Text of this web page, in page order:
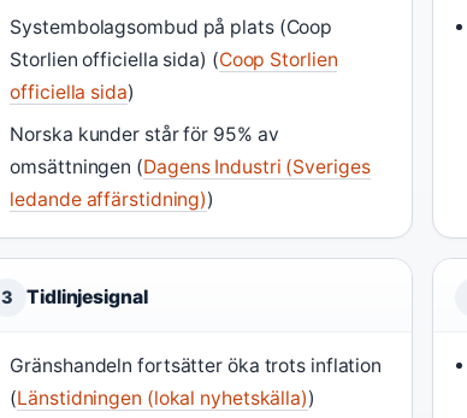
Systembolagsombud på plats (Coop
Storlien officiella sida) (Coop Storlien
officiella sida)
Norska kunder står för 95% av
omsättningen (Dagens Industri (Sveriges
ledande affärstidning))
3 Tidlinjesignal
Gränshandeln fortsätter öka trots inflation
(Länstidningen (lokal nyhetskälla))